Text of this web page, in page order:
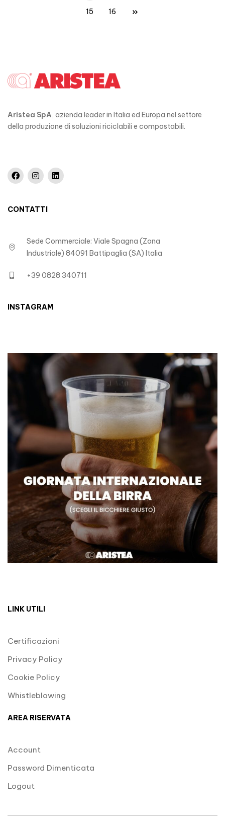
15 16
Aristea SpA, azienda leader in Italia ed Europa nel settore
della produzione di soluzioni riciclabili e compostabili.
CONTATTI
Sede Commerciale: Viale Spagna (Zona
Industriale) 84091 Battipaglia (SA) Italia
+39 0828 340711
INSTAGRAM
LINK UTILI
Certificazioni
Privacy Policy
Cookie Policy
Whistleblowing
AREA RISERVATA
Account
Password Dimenticata
Logout